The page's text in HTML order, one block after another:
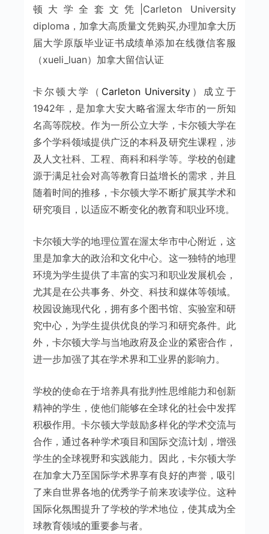
顿大学全套文凭|Carleton University
diploma，加拿大高质量文凭购买,办理加拿大历
届大学原版毕业证书成绩单添加在线微信客服
（xueli_luan）加拿大留信认证
卡尔顿大学（ Carleton University ）成立于
1942年，是加拿大安大略省渥太华市的一所知
名高等院校。作为一所公立大学，卡尔顿大学在
多个学科领域提供广泛的本科及研究生课程，涉
及人文社科、工程、商科和科学等。学校的创建
源于满足社会对高等教育日益增长的需求，并且
随着时间的推移，卡尔顿大学不断扩展其学术和
研究项目，以适应不断变化的教育和职业环境。
卡尔顿大学的地理位置在渥太华市中心附近，这
里是加拿大的政治和文化中心。这一独特的地理
环境为学生提供了丰富的实习和职业发展机会，
尤其是在公共事务、外交、科技和媒体等领域。
校园设施现代化，拥有多个图书馆、实验室和研
究中心，为学生提供优良的学习和研究条件。此
外，卡尔顿大学与当地政府及企业的紧密合作，
进一步加强了其在学术界和工业界的影响力。
学校的使命在于培养具有批判性思维能力和创新
精神的学生，使他们能够在全球化的社会中发挥
积极作用。卡尔顿大学鼓励多样化的学术交流与
合作，通过各种学术项目和国际交流计划，增强
学生的全球视野和实践能力。因此，卡尔顿大学
在加拿大乃至国际学术界享有良好的声誉，吸引
了来自世界各地的优秀学子前来攻读学位。这种
国际化氛围提升了学校的学术地位，使其成为全
球教育领域的重要参与者。